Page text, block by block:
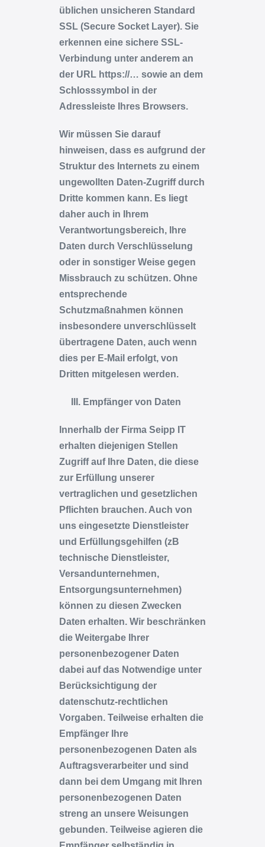
üblichen unsicheren Standard
SSL (Secure Socket Layer). Sie
erkennen eine sichere SSL-
Verbindung unter anderem an
der URL https://… sowie an dem
Schlosssymbol in der
Adressleiste Ihres Browsers.
Wir müssen Sie darauf
hinweisen, dass es aufgrund der
Struktur des Internets zu einem
ungewollten Daten-Zugriff durch
Dritte kommen kann. Es liegt
daher auch in Ihrem
Verantwortungsbereich, Ihre
Daten durch Verschlüsselung
oder in sonstiger Weise gegen
Missbrauch zu schützen. Ohne
entsprechende
Schutzmaßnahmen können
insbesondere unverschlüsselt
übertragene Daten, auch wenn
dies per E-Mail erfolgt, von
Dritten mitgelesen werden.
Empfänger von Daten
Innerhalb der Firma Seipp IT
erhalten diejenigen Stellen
Zugriff auf Ihre Daten, die diese
zur Erfüllung unserer
vertraglichen und gesetzlichen
Pflichten brauchen. Auch von
uns eingesetzte Dienstleister
und Erfüllungsgehilfen (zB
technische Dienstleister,
Versandunternehmen,
Entsorgungsunternehmen)
können zu diesen Zwecken
Daten erhalten. Wir beschränken
die Weitergabe Ihrer
personenbezogener Daten
dabei auf das Notwendige unter
Berücksichtigung der
datenschutz-rechtlichen
Vorgaben. Teilweise erhalten die
Empfänger Ihre
personenbezogenen Daten als
Auftragsverarbeiter und sind
dann bei dem Umgang mit Ihren
personenbezogenen Daten
streng an unsere Weisungen
gebunden. Teilweise agieren die